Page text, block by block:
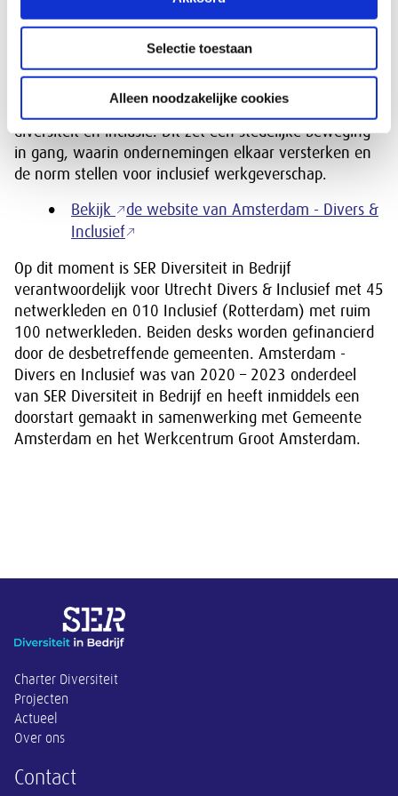
Selectie toestaan
Alleen noodzakelijke cookies
Amsterdam - Divers & Inclusief
Amsterdam – Divers & Inclusief biedt ondersteuning,
een relevant netwerk en praktische kennis voor
Amsterdamse ondernemers die aan de slag willen met
diversiteit en inclusie. Dit zet een stedelijke beweging
in gang, waarin ondernemingen elkaar versterken en
de norm stellen voor inclusief werkgeverschap.
Bekijk
de website van Amsterdam - Divers &
Inclusief
Op dit moment is SER Diversiteit in Bedrijf
verantwoordelijk voor Utrecht Divers & Inclusief met 45
netwerkleden en 010 Inclusief (Rotterdam) met ruim
100 netwerkleden. Beiden desks worden gefinancierd
door de desbetreffende gemeenten. Amsterdam -
Divers en Inclusief was van 2020 – 2023 onderdeel
van SER Diversiteit in Bedrijf en heeft inmiddels een
doorstart gemaakt in samenwerking met Gemeente
Amsterdam en het Werkcentrum Groot Amsterdam.
Overige informatie
Charter Diversiteit
Projecten
Actueel
Over ons
Contact